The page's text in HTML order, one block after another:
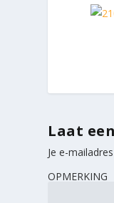
Laat
Je e-
OPMERKING